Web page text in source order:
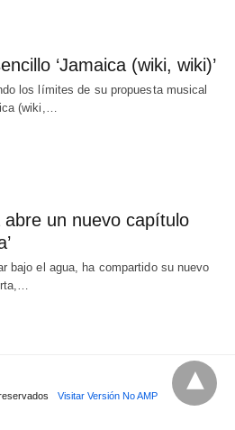
‘Jamaica (wiki, wiki)’
los límites de su propuesta musical
(wiki,…
un nuevo capítulo
bajo el agua, ha compartido su nuevo
Visitar Versión No AMP